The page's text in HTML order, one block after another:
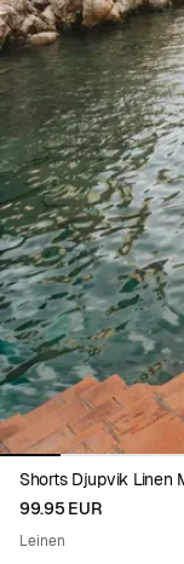
Viewing image 1 of 9
Shorts Djupvik Linen
99.95 EUR
Leinen